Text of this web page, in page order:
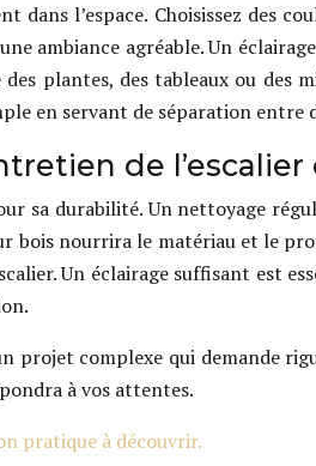
dans l’espace. Choisissez des
ambiance agréable. Un
plantes, des tableaux ou
en servant de séparation entre
de l’escalier
sa durabilité. Un nettoyage
bois nourrira le matériau et le
Un éclairage suffisant est
projet complexe qui demande
à vos attentes.
pratique à découvrir.